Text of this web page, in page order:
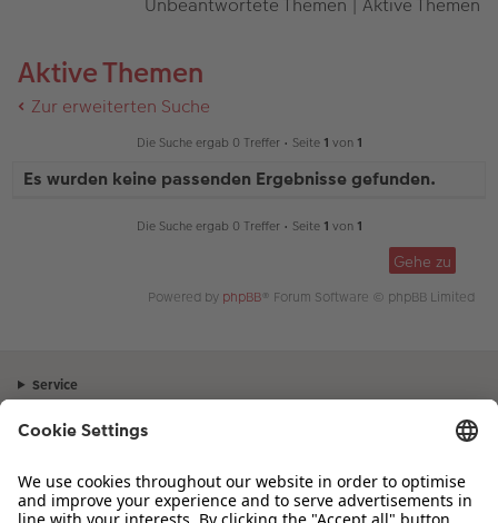
Unbeantwortete Themen | Aktive Themen
Aktive Themen
Zur erweiterten Suche
Die Suche ergab 0 Treffer • Seite 1 von 1
Es wurden keine passenden Ergebnisse gefunden.
Die Suche ergab 0 Treffer • Seite 1 von 1
Gehe zu
Powered by phpBB® Forum Software © phpBB Limited
Service
Sortiment